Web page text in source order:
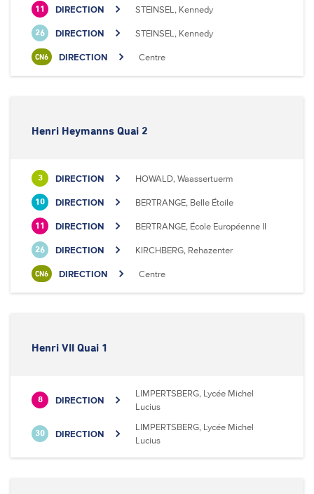
11 DIRECTION STEINSEL, Kennedy
26 DIRECTION STEINSEL, Kennedy
CN6 DIRECTION Centre
Henri Heymanns Quai 2
3 DIRECTION HOWALD, Waassertuerm
10 DIRECTION BERTRANGE, Belle Étoile
11 DIRECTION BERTRANGE, École Européenne II
26 DIRECTION KIRCHBERG, Rehazenter
CN6 DIRECTION Centre
Henri VII Quai 1
8 DIRECTION
LIMPERTSBERG, Lycée Michel
Lucius
30 DIRECTION
LIMPERTSBERG, Lycée Michel
Lucius